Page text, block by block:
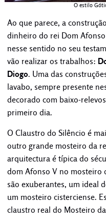
O estilo
Ao que parece, a
dinheiro do rei Dom
nesse sentido no seu
vão realizar os trabalhos:
Diogo. Uma das
lavabo, sempre presente
decorado com baixo-
primeiro dia.
O Claustro do Silêncio é
outro grande mosteiro da
arquitectura é típica do
dom Afonso V no mosteiro
são exuberantes, um ideal
um mosteiro cisterciense.
claustro real do Mosteiro